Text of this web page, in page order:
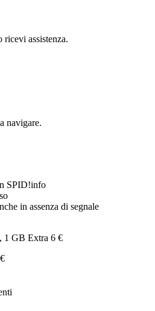
ricevi assistenza.
navigare.
SPID!info
in assenza di segnale
1 GB Extra 6 €